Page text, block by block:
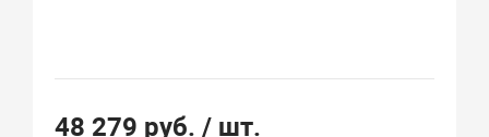
48 279 руб./ шт.